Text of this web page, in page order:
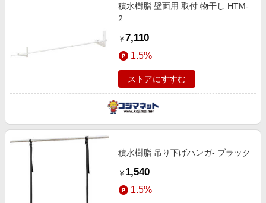
積水樹脂 壁面用 取付 物干し HTM-
2
￥ 7,110
1.5%
ストアにすすむ
積水樹脂 吊り下げハンガ- ブラック
￥ 1,540
1.5%